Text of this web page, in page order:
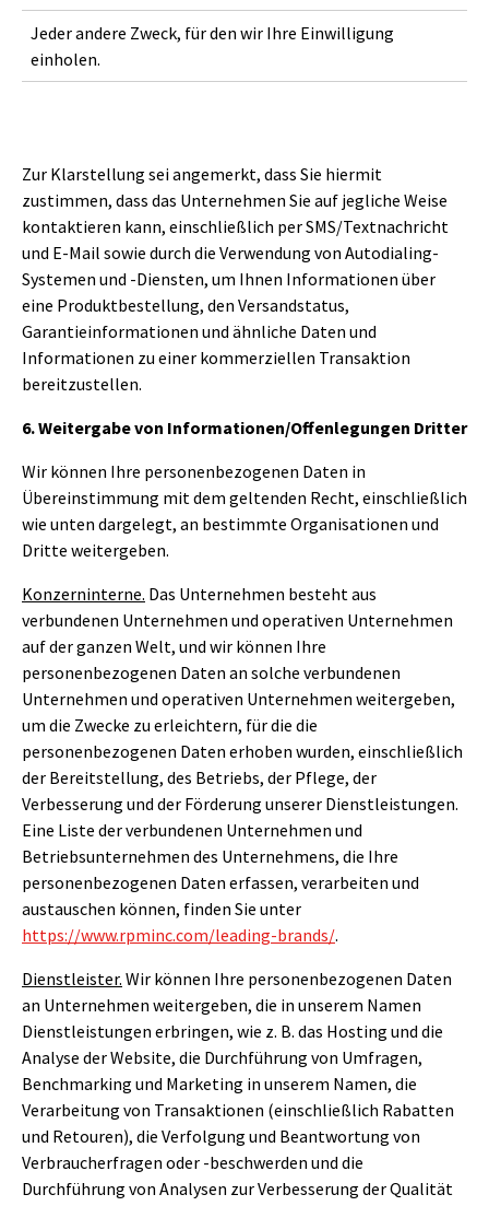
Jeder andere Zweck, für den wir Ihre Einwilligung
einholen.
Zur Klarstellung sei angemerkt, dass Sie hiermit
zustimmen, dass das Unternehmen Sie auf jegliche Weise
kontaktieren kann, einschließlich per SMS/Textnachricht
und E-Mail sowie durch die Verwendung von Autodialing-
Systemen und -Diensten, um Ihnen Informationen über
eine Produktbestellung, den Versandstatus,
Garantieinformationen und ähnliche Daten und
Informationen zu einer kommerziellen Transaktion
bereitzustellen.
6. Weitergabe von Informationen/Offenlegungen Dritter
Wir können Ihre personenbezogenen Daten in
Übereinstimmung mit dem geltenden Recht, einschließlich
wie unten dargelegt, an bestimmte Organisationen und
Dritte weitergeben.
Konzerninterne. Das Unternehmen besteht aus
verbundenen Unternehmen und operativen Unternehmen
auf der ganzen Welt, und wir können Ihre
personenbezogenen Daten an solche verbundenen
Unternehmen und operativen Unternehmen weitergeben,
um die Zwecke zu erleichtern, für die die
personenbezogenen Daten erhoben wurden, einschließlich
der Bereitstellung, des Betriebs, der Pflege, der
Verbesserung und der Förderung unserer Dienstleistungen.
Eine Liste der verbundenen Unternehmen und
Betriebsunternehmen des Unternehmens, die Ihre
personenbezogenen Daten erfassen, verarbeiten und
austauschen können, finden Sie unter
https://www.rpminc.com/leading-brands/.
Dienstleister. Wir können Ihre personenbezogenen Daten
an Unternehmen weitergeben, die in unserem Namen
Dienstleistungen erbringen, wie z. B. das Hosting und die
Analyse der Website, die Durchführung von Umfragen,
Benchmarking und Marketing in unserem Namen, die
Verarbeitung von Transaktionen (einschließlich Rabatten
und Retouren), die Verfolgung und Beantwortung von
Verbraucherfragen oder -beschwerden und die
Durchführung von Analysen zur Verbesserung der Qualität